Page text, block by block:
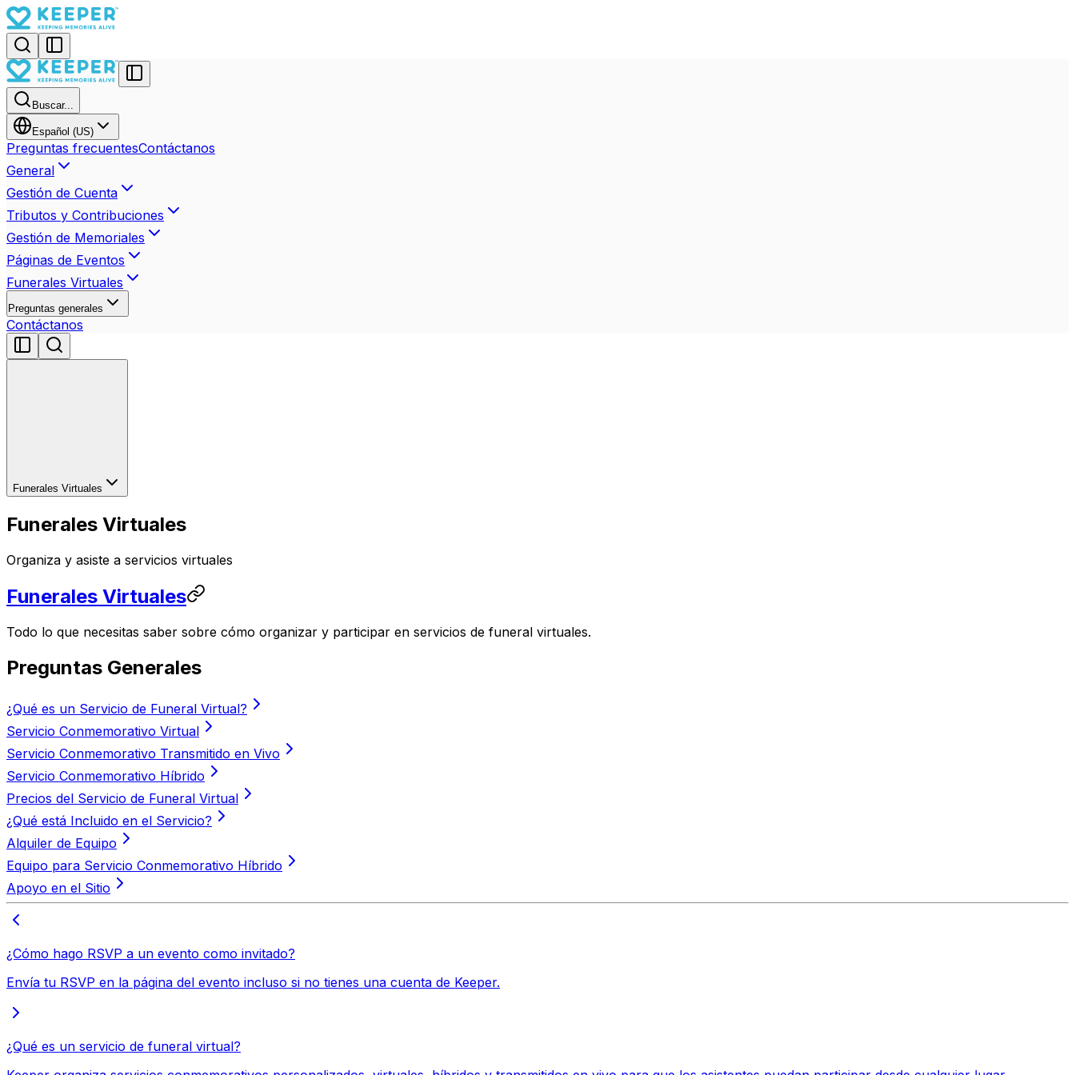
Buscar...
Español (US)
Preguntas frecuentesContáctanos
General
Gestión de Cuenta
Tributos y Contribuciones
Gestión de Memoriales
Páginas de Eventos
Funerales Virtuales
Preguntas generales
Contáctanos
Funerales Virtuales
Funerales Virtuales
Organiza y asiste a servicios virtuales
Funerales Virtuales
Todo lo que necesitas saber sobre cómo organizar y participar en servicios de funeral virtuales.
Preguntas Generales
¿Qué es un Servicio de Funeral Virtual?
Servicio Conmemorativo Virtual
Servicio Conmemorativo Transmitido en Vivo
Servicio Conmemorativo Híbrido
Precios del Servicio de Funeral Virtual
¿Qué está Incluido en el Servicio?
Alquiler de Equipo
Equipo para Servicio Conmemorativo Híbrido
Apoyo en el Sitio
¿Cómo hago RSVP a un evento como invitado?
Envía tu RSVP en la página del evento incluso si no tienes una cuenta de Keeper.
¿Qué es un servicio de funeral virtual?